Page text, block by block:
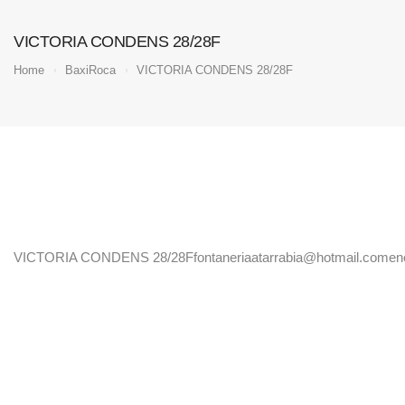
VICTORIA CONDENS 28/28F
Home BaxiRoca VICTORIA CONDENS 28/28F
VICTORIA CONDENS 28/28Ffontaneriaatarrabia@hotmail.com